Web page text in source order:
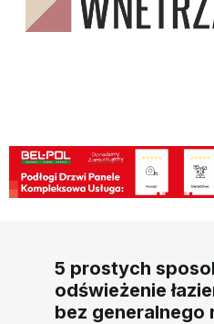
5 prostych
odświeżenie
bez generalnego